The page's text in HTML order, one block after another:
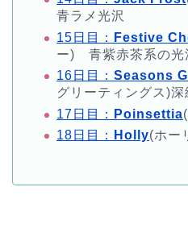
青ラメ光沢
15日目：
Festive
ー) 青紫赤茶系の光
16日目： Seasons
グリーティングス)深
17日目：
Poinsettia
18日目：
Holly(ホー